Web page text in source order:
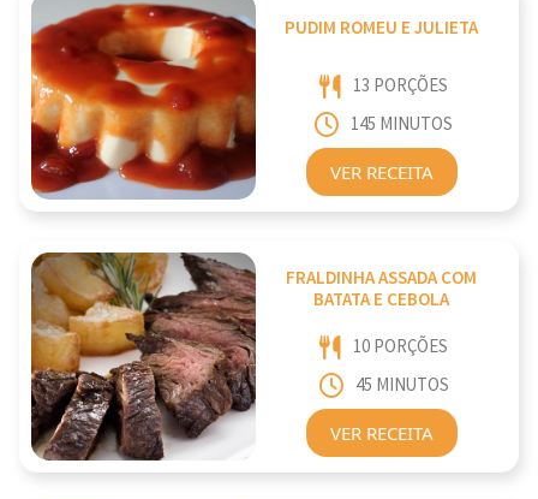
PUDIM ROMEU E JULIETA
13 PORÇÕES
145 MINUTOS
VER RECEITA
FRALDINHA ASSADA COM
BATATA E CEBOLA
10 PORÇÕES
45 MINUTOS
VER RECEITA